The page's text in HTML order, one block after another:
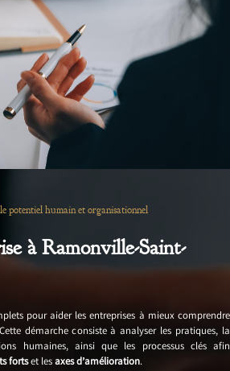
potentiel humain et organisationnel
à Ramonville-Saint-
pour aider les entreprises à mieux comprendre
démarche consiste à analyser les pratiques, la
humaines, ainsi que les processus clés afin
fortset lesaxes d’amélioration.